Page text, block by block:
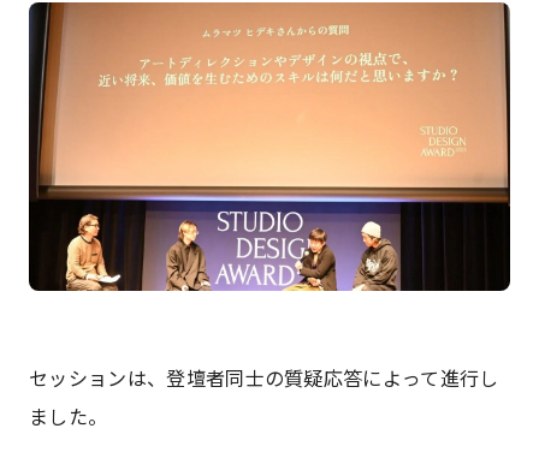
セッションは、登壇者同士の質疑応答によって進行し
ました。